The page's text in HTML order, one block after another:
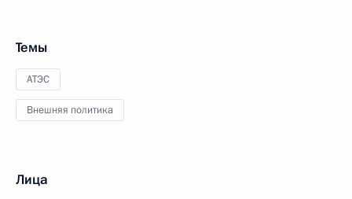
Темы
АТЭС
Внешняя политика
Лица